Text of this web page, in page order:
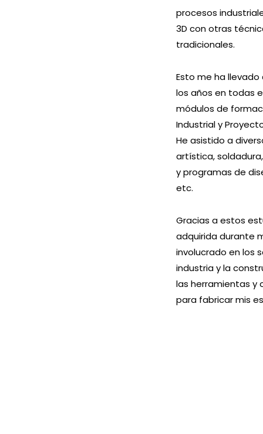
procesos
3D con otras
tradicionales.
Esto me ha
los años en todas
módulos de
Industrial y
He asistido a
artística,
y programas de
etc.
Gracias a estos
adquirida durante
involucrado en los
industria y la
las herramientas y
para fabricar mis
Industrial y
He asistido a
artística,
etc.
Gracias a estos
adquirida durante
involucrado en los
industria y la
las herramientas y
para fabricar mis